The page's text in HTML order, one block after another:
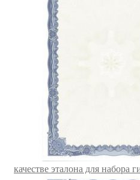
качестве эталона для